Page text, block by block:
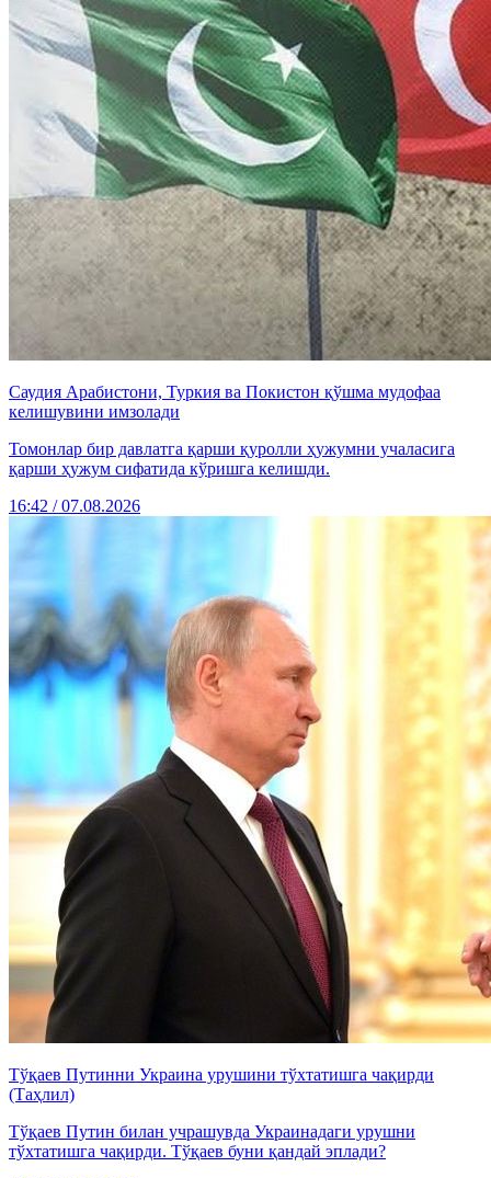
Саудия Арабистони, Туркия ва Покистон қўшма мудофаа
келишувини имзолади
Томонлар бир давлатга қарши қуролли ҳужумни учаласига
қарши ҳужум сифатида кўришга келишди.
16:42 / 07.08.2026
Тўқаев Путинни Украина урушини тўхтатишга чақирди
(Таҳлил)
Тўқаев Путин билан учрашувда Украинадаги урушни
тўхтатишга чақирди. Тўқаев буни қандай эплади?